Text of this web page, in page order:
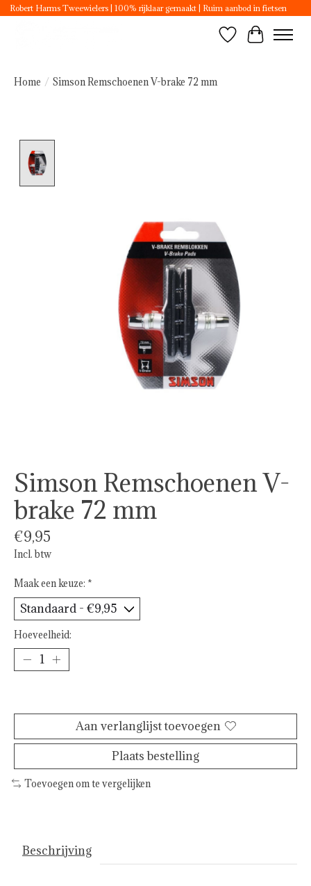
Robert Harms Tweewielers | 100% rijklaar gemaakt | Ruim aanbod in fietsen
Verlanglijst
Home / Simson Remschoenen V-brake 72 mm
Simson Remschoenen V-
brake 72 mm
€9,95
Incl. btw
Maak een keuze: *
Hoeveelheid:
Aan verlanglijst toevoegen
Plaats bestelling
Toevoegen om te vergelijken
Beschrijving